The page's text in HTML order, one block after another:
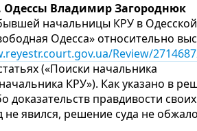
Одессы Владимир Загороднюк
начальницы КРУ в
Одесса» относительно
Review/
(«Поиски начальника
КРУ»). Как указано в
доказательств правдивости своих
явился, решение суда не